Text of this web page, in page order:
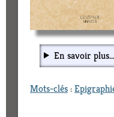
En savoir plus...
Mots-clés: